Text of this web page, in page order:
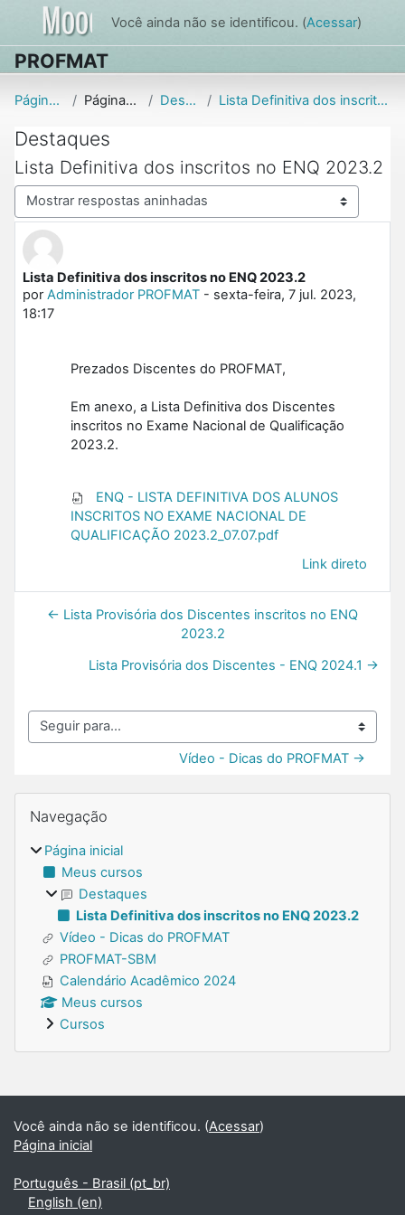
Ir para o conteúdo principal
Você ainda não se identificou. (Acessar)
PROFMAT
Página inicial Páginas do site Destaques Lista Definitiva dos inscritos no ENQ 2023.2
Destaques
Lista Definitiva dos inscritos no ENQ 2023.2
Modo de visualização
Lista Definitiva dos inscritos no ENQ 2023.2
porAdministrador PROFMAT - sexta-feira, 7 jul. 2023,
18:17
Número de respostas: 0
Prezados Discentes do PROFMAT,
Em anexo, a Lista Definitiva dos Discentes
inscritos no Exame Nacional de Qualificação
2023.2.
ENQ - LISTA DEFINITIVA DOS ALUNOS
INSCRITOS NO EXAME NACIONAL DE
QUALIFICAÇÃO 2023.2_07.07.pdf
Link direto
← Lista Provisória dos Discentes inscritos no ENQ
2023.2
Lista Provisória dos Discentes - ENQ 2024.1 →
Seguir para...
Vídeo - Dicas do PROFMAT →
Blocos
Navegação
Página inicial
Meus cursos
Destaques
Lista Definitiva dos inscritos no ENQ 2023.2
Vídeo - Dicas do PROFMAT
PROFMAT-SBM
Calendário Acadêmico 2024
Meus cursos
Cursos
Blocos suplementares
Você ainda não se identificou. (Acessar)
Página inicial
Português - Brasil ‎(pt_br)‎
English ‎(en)‎